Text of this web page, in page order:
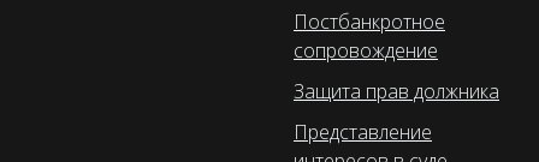
Постбанкротное
сопровождение
Защита прав должника
Представление